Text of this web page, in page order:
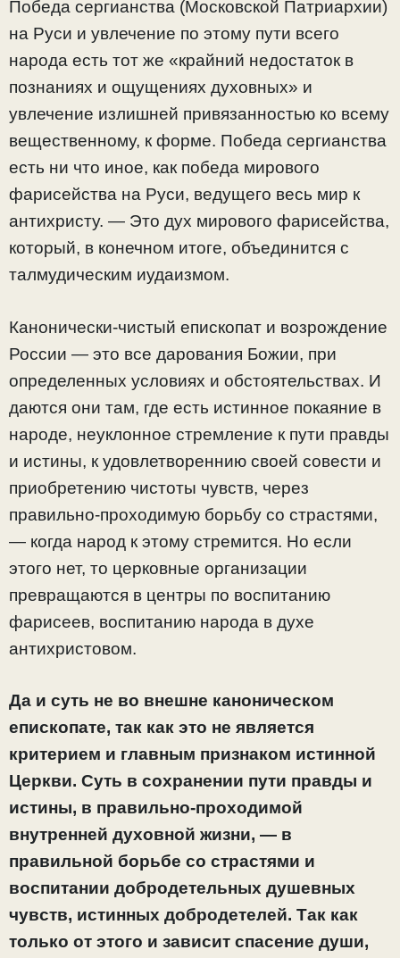
Победа сергианства (Московской Патриархии)
на Руси и увлечение по этому пути всего
народа есть тот же «крайний недостаток в
познаниях и ощущениях духовных» и
увлечение излишней привязанностью ко всему
вещественному, к форме. Победа сергианства
есть ни что иное, как победа мирового
фарисейства на Руси, ведущего весь мир к
антихристу. — Это дух мирового фарисейства,
который, в конечном итоге, объединится с
талмудическим иудаизмом.
Канонически-чистый епископат и возрождение
России — это все дарования Божии, при
определенных условиях и обстоятельствах. И
даются они там, где есть истинное покаяние в
народе, неуклонное стремление к пути правды
и истины, к удовлетвореннию своей совести и
приобретению чистоты чувств, через
правильно-проходимую борьбу со страстями,
— когда народ к этому стремится. Но если
этого нет, то церковные организации
превращаются в центры по воспитанию
фарисеев, воспитанию народа в духе
антихристовом.
Да и суть не во внешне каноническом
епископате, так как это не является
критерием и главным признаком истинной
Церкви. Суть в сохранении пути правды и
истины, в правильно-проходимой
внутренней духовной жизни, — в
правильной борьбе со страстями и
воспитании добродетельных душевных
чувств, истинных добродетелей. Так как
только от этого и зависит спасение души,